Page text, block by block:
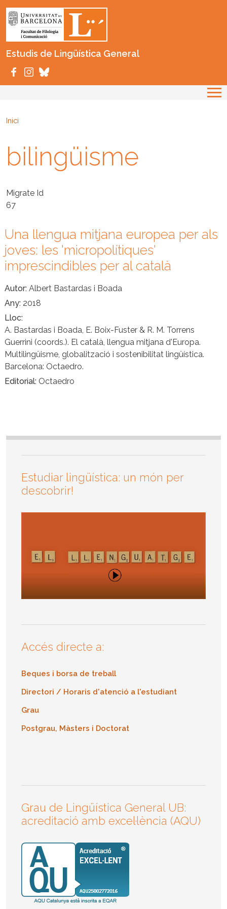
Estudis de Lingüística General
Inici
bilingüisme
Migrate Id
67
Una llengua mitjana europea per als
joves: les 'micropolítiques'
imprescindibles per al català
Autor Albert Bastardas i Boada
Any 2018
Lloc
A. Bastardas i Boada, E. Boix-Fuster & R. M. Torrens
Guerrini (coords.). El català, llengua mitjana d'Europa.
Multilingüisme, globalització i sostenibilitat lingüística.
Barcelona: Octaedro.
Editorial Octaedro
Estudiar lingüística: un món per
descobrir!
Accés directe a:
Beques i borsa de treball
Directori / Horaris d'atenció a l'estudiant
Grau
Postgrau, Màsters i Doctorat
Grau de Lingüística General UB:
acreditació amb excel·lència (AQU)